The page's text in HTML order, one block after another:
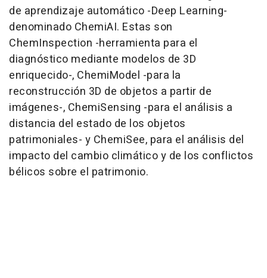
de aprendizaje automático -Deep Learning-
denominado ChemiAI. Estas son
ChemInspection -herramienta para el
diagnóstico mediante modelos de 3D
enriquecido-, ChemiModel -para la
reconstrucción 3D de objetos a partir de
imágenes-, ChemiSensing -para el análisis a
distancia del estado de los objetos
patrimoniales- y ChemiSee, para el análisis del
impacto del cambio climático y de los conflictos
bélicos sobre el patrimonio.